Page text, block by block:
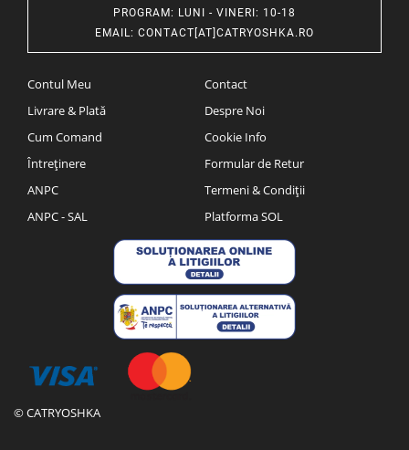
PROGRAM: LUNI - VINERI: 10-18
EMAIL : CONTACT[AT]CATRYOSHKA.RO
Contul Meu
Livrare & Plată
Cum Comand
Întreținere
ANPC
ANPC - SAL
Contact
Despre Noi
Cookie Info
Formular de Retur
Termeni & Condiții
Platforma SOL
© CATRYOSHKA